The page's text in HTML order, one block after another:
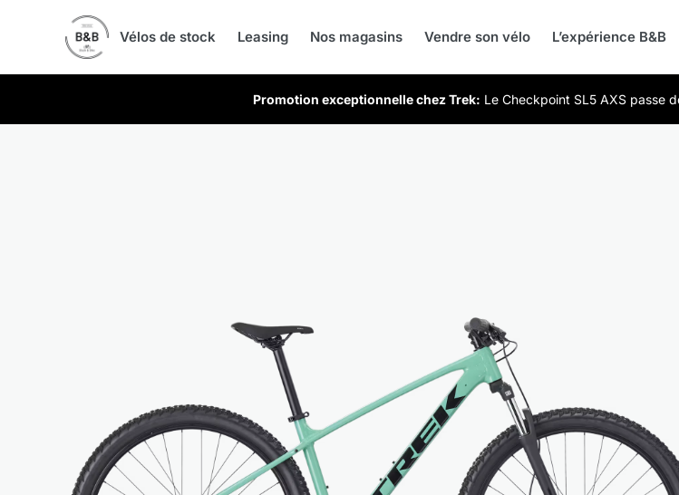
Vélos de stock Leasing Nos magasins Vendre son vélo L’expérience B&B
Promotion exceptionnelle chez Trek: Le Checkpoint SL5 AXS passe